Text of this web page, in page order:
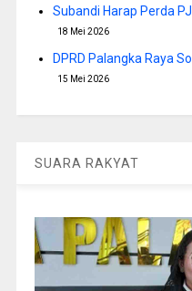
Subandi Harap Perda
18 Mei 2026
DPRD Palangka Raya
15 Mei 2026
SUARA RAKYAT